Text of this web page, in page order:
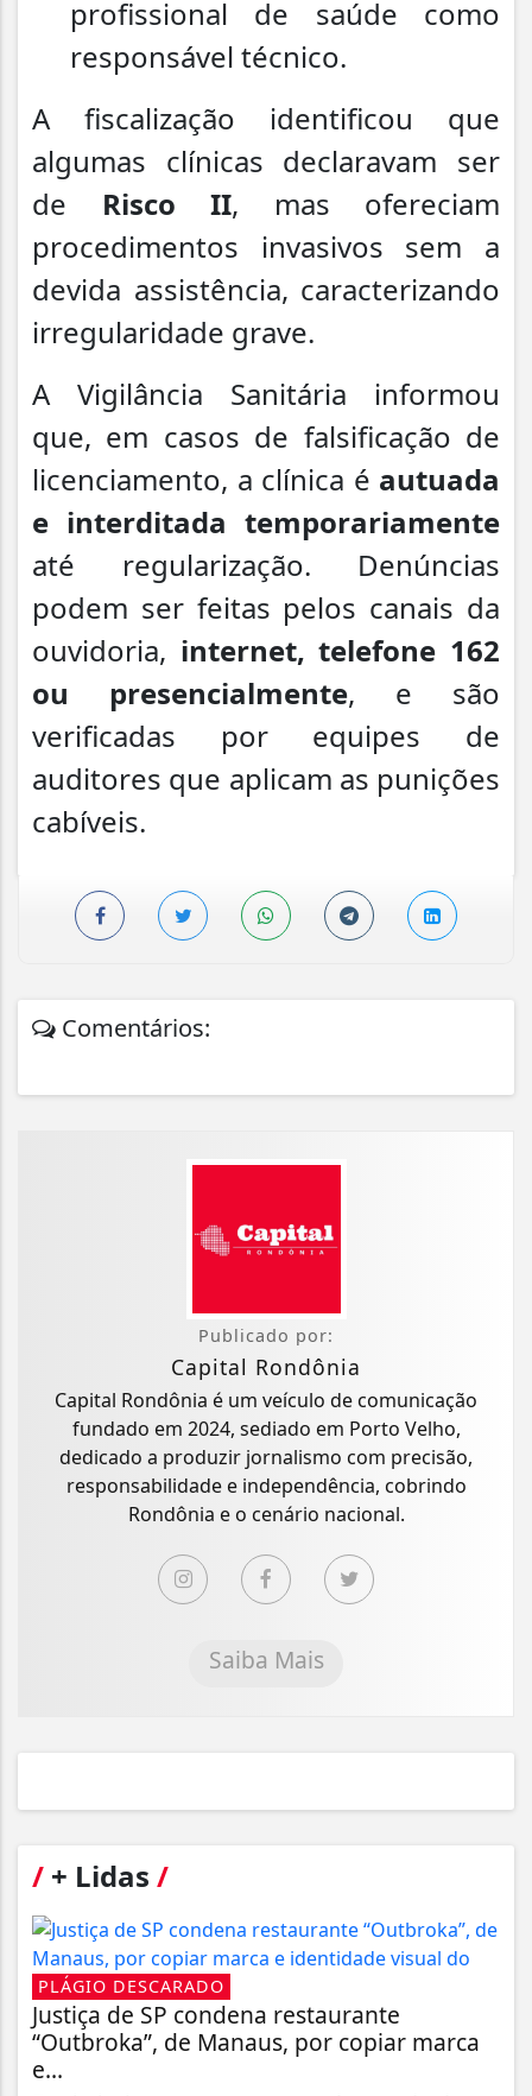
profissional de saúde como
responsável técnico.
A fiscalização identificou que
algumas clínicas declaravam ser
de Risco II, mas ofereciam
procedimentos invasivos sem a
devida assistência, caracterizando
irregularidade grave.
A Vigilância Sanitária informou
que, em casos de falsificação de
licenciamento, a clínica é autuada
e interditada temporariamente
até regularização. Denúncias
podem ser feitas pelos canais da
ouvidoria, internet, telefone 162
ou presencialmente, e são
verificadas por equipes de
auditores que aplicam as punições
cabíveis.
Comentários:
Publicado por:
Capital Rondônia
Capital Rondônia é um veículo de comunicação
fundado em 2024, sediado em Porto Velho,
dedicado a produzir jornalismo com precisão,
responsabilidade e independência, cobrindo
Rondônia e o cenário nacional.
Saiba Mais
/ + Lidas /
PLÁGIO DESCARADO
Justiça de SP condena restaurante
“Outbroka”, de Manaus, por copiar marca
e...